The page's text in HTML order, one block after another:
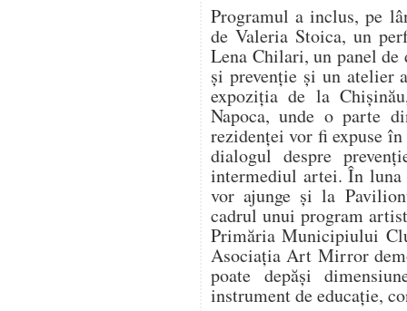
Programul a inclus, pe
de Valeria Stoica, un
Lena Chilari, un panel
și prevenție și un atelier
expoziția de la
Napoca, unde o parte
rezidenței vor fi expuse
dialogul despre
intermediul artei. În
vor ajunge și la
cadrul unui program
Primăria Municipiului
Asociația Art Mirror
poate depăși
instrument de educație,